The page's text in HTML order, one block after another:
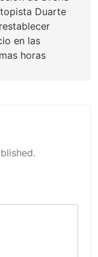
Duarte
en las
horas